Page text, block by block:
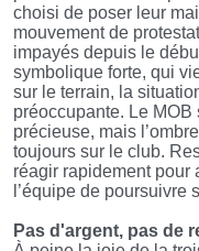
choisi de poser leur
mouvement de
impayés depuis le
symbolique forte, qui
sur le terrain, la
préoccupante. Le
précieuse, mais
toujours sur le club.
réagir rapidement pour
l’équipe de poursuivre
Pas d'argent, pas de